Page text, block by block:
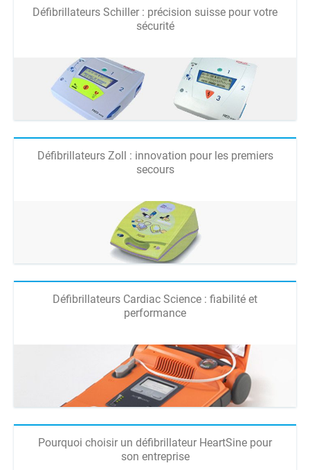
Défibrillateurs Schiller : précision suisse pour votre
sécurité
Défibrillateurs Zoll : innovation pour les premiers
secours
Défibrillateurs Cardiac Science : fiabilité et
performance
Pourquoi choisir un défibrillateur HeartSine pour
son entreprise